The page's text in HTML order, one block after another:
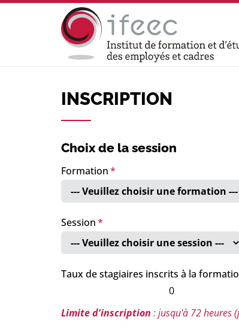
INSCRIPTION
Choix de la session
Formation
Session
Taux de stagiaires inscrits à la
0
Limite d'inscription : jusqu'à 72 heures